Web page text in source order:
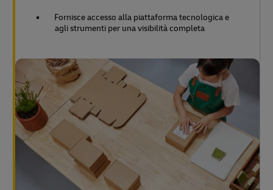
Fornisce accesso alla piattaforma tecnologica e
agli strumenti per una visibilità completa